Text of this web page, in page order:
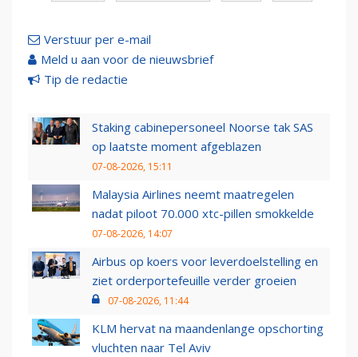
Verstuur per e-mail
Meld u aan voor de nieuwsbrief
Tip de redactie
Staking cabinepersoneel Noorse tak SAS
op laatste moment afgeblazen
07-08-2026, 15:11
Malaysia Airlines neemt maatregelen
nadat piloot 70.000 xtc-pillen smokkelde
07-08-2026, 14:07
Airbus op koers voor leverdoelstelling en
ziet orderportefeuille verder groeien
07-08-2026, 11:44
KLM hervat na maandenlange opschorting
vluchten naar Tel Aviv